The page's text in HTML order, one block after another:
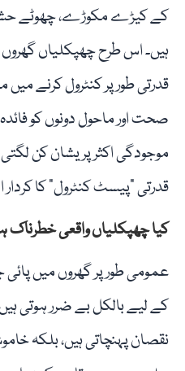
کے کیڑے مکوڑے، چھوٹے
ہیں۔ اس طرح چھپکلیاں
قدرتی طور پر کنٹرول کرنے
صحت اور ماحول دونوں کو
موجودگی اکثر پریشان کن
قدرتی "پیسٹ کنٹرول” کا کردار
کیا چھپکلیاں واقعی خطرناک
عمومی طور پر گھروں میں پائی
کے لیے بالکل بے ضرر ہوتی
نقصان پہنچاتی ہیں، بلکہ